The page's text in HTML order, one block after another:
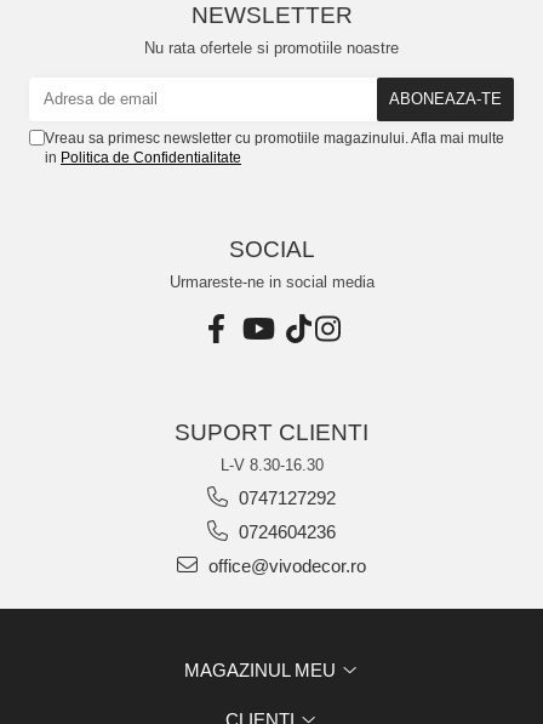
NEWSLETTER
Nu rata ofertele si promotiile noastre
Vreau sa primesc newsletter cu promotiile magazinului. Afla mai multe
in Politica de Confidentialitate
SOCIAL
Urmareste-ne in social media
SUPORT CLIENTI
L-V 8.30-16.30
0747127292
0724604236
office@vivodecor.ro
MAGAZINUL MEU